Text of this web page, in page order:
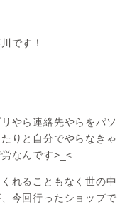
です！
やら連絡先やらをパソ
りと自分でやらなきゃ
なんです>_<
れることもなく世の中
今回行ったショップで